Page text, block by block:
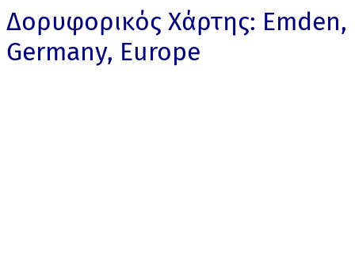
Δορυφορικός Χάρτης: Emden,
Germany, Europe